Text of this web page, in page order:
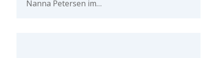
Nanna Petersen im…